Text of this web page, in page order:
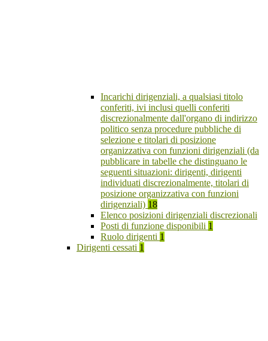
Incarichi dirigenziali, a qualsiasi titolo
conferiti, ivi inclusi quelli conferiti
discrezionalmente dall'organo di indirizzo
politico senza procedure pubbliche di
selezione e titolari di posizione
organizzativa con funzioni dirigenziali (da
pubblicare in tabelle che distinguano le
seguenti situazioni: dirigenti, dirigenti
individuati discrezionalmente, titolari di
posizione organizzativa con funzioni
dirigenziali) 18
Elenco posizioni dirigenziali discrezionali
Posti di funzione disponibili 1
Ruolo dirigenti 1
Dirigenti cessati 1